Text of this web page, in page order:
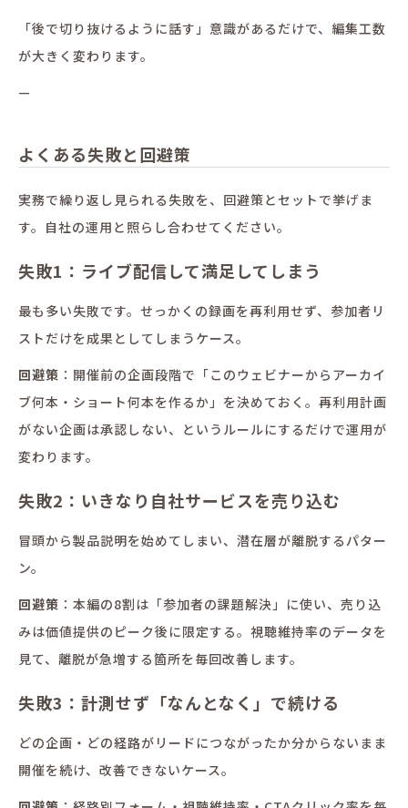
「後で切り抜けるように話す」意識があるだけで、編集工数
が大きく変わります。
—
よくある失敗と回避策
実務で繰り返し見られる失敗を、回避策とセットで挙げま
す。自社の運用と照らし合わせてください。
失敗1：ライブ配信して満足してしまう
最も多い失敗です。せっかくの録画を再利用せず、参加者リ
ストだけを成果としてしまうケース。
回避策 ：開催前の企画段階で「このウェビナーからアーカイ
ブ何本・ショート何本を作るか」を決めておく。再利用計画
がない企画は承認しない、というルールにするだけで運用が
変わります。
失敗2：いきなり自社サービスを売り込む
冒頭から製品説明を始めてしまい、潜在層が離脱するパター
ン。
回避策 ：本編の8割は「参加者の課題解決」に使い、売り込
みは価値提供のピーク後に限定する。視聴維持率のデータを
見て、離脱が急増する箇所を毎回改善します。
失敗3：計測せず「なんとなく」で続ける
どの企画・どの経路がリードにつながったか分からないまま
開催を続け、改善できないケース。